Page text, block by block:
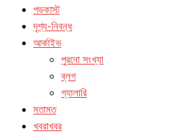
পডকাস্ট
দৃশ্য-নিবন্ধ
আর্কাইভ
পুরনো সংখ্যা
ব্লগ
গ্যালারি
মতামত
খবরাখবর